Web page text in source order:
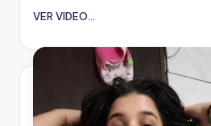
VER VIDEO...